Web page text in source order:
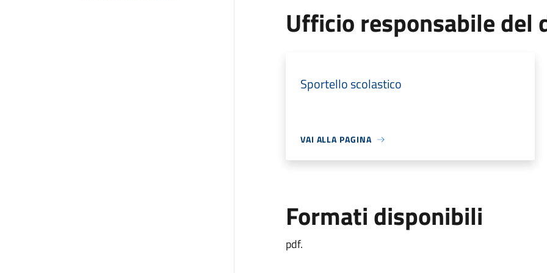
Ufficio responsabile del
Sportello scolastico
VAI ALLA PAGINA
Formati disponibili
pdf.